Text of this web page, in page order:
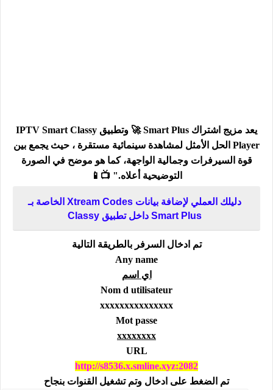
يعد مزيج اشتراك Smart Plus 🚀 وتطبيق IPTV Smart Classy
Player الحل الأمثل لمشاهدة سينمائية مستقرة ، حيث يجمع بين
قوة السيرفرات وجمالية الواجهة، كما هو موضح في الصورة
التوضيحية أعلاه." 📺📱
دليلك العملي لإضافة بيانات Xtream Codes الخاصة بـ
Smart Plus داخل تطبيق Classy
تم ادخال السرفر بالطريقة التالية
Any name
اي اسم
Nom d utilisateur
xxxxxxxxxxxxxxx
Mot passe
xxxxxxxx
URL
http://s8536.x.smline.xyz:2082
تم الضغط على ادخال وتم تشغيل القنوات بنجاح